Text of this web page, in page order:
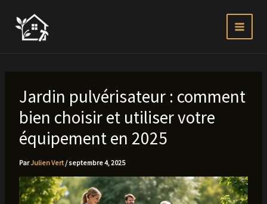
contenu
Jardin pulvérisateur : comment
bien choisir et utiliser votre
équipement en 2025
ParJulien Vert /septembre 4, 2025